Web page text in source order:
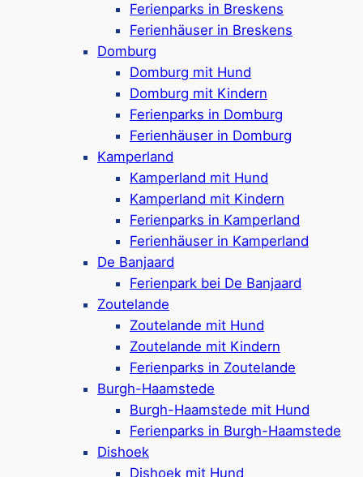
Ferienparks in Breskens
Ferienhäuser in Breskens
Domburg
Domburg mit Hund
Domburg mit Kindern
Ferienparks in Domburg
Ferienhäuser in Domburg
Kamperland
Kamperland mit Hund
Kamperland mit Kindern
Ferienparks in Kamperland
Ferienhäuser in Kamperland
De Banjaard
Ferienpark bei De Banjaard
Zoutelande
Zoutelande mit Hund
Zoutelande mit Kindern
Ferienparks in Zoutelande
Burgh-Haamstede
Burgh-Haamstede mit Hund
Ferienparks in Burgh-Haamstede
Dishoek
Dishoek mit Hund
Wasserspielplatz, Indoor-Spielplatz &
abwechslungsreiche Animation
Sportplatz, Supermarkt & Restaurants
direkt im Park
Nur 950 Meter bis zum Strand
Google Rezensionen:4,4 Sterne(800+
Bewertungen)
Mehr ansehen*
Roompot Hof Domburg
Ferienpark inDomburg
Ferienhäuser, Campingplätze & Safarizelte
Für 2-10 Personen geeignet
Haustierfreie und haustierfreundliche
Unterkünfte
Freibad & Hallenbad mit einer 63m langen
Eine aufregende Rutsche mit freiem Fall
ist ebenfalls dabei!